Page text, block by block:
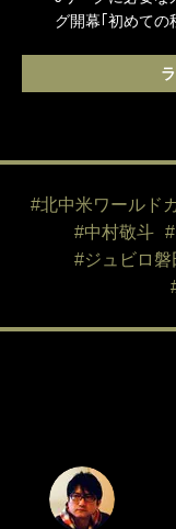
グ開幕｢初めての
#北中米ワールド
#中村敬斗
#ジュビロ磐